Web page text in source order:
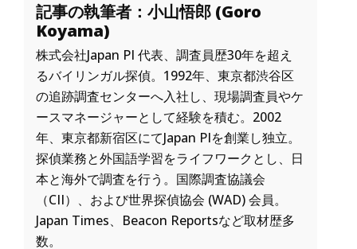
記事の執筆者：小山悟郎 (Goro
Koyama)
株式会社Japan PI 代表、調査員歴30年を超え
るバイリンガル探偵。1992年、東京都渋谷区
の追跡調査センターへ入社し、現場調査員やケ
ースマネージャーとして経験を積む。2002
年、東京都新宿区にてJapan PIを創業し独立。
探偵業務と外国語学習をライフワークとし、日
本と海外で調査を行う。国際調査協議会
（CII）、および世界探偵協会 (WAD) 会員。
Japan Times、Beacon Reportsなど取材歴多
数。